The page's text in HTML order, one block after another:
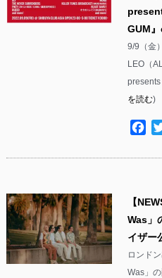
GUM
9/9（金
LEO（
を読む)
【
Was」
イザー
ロンド
Was」